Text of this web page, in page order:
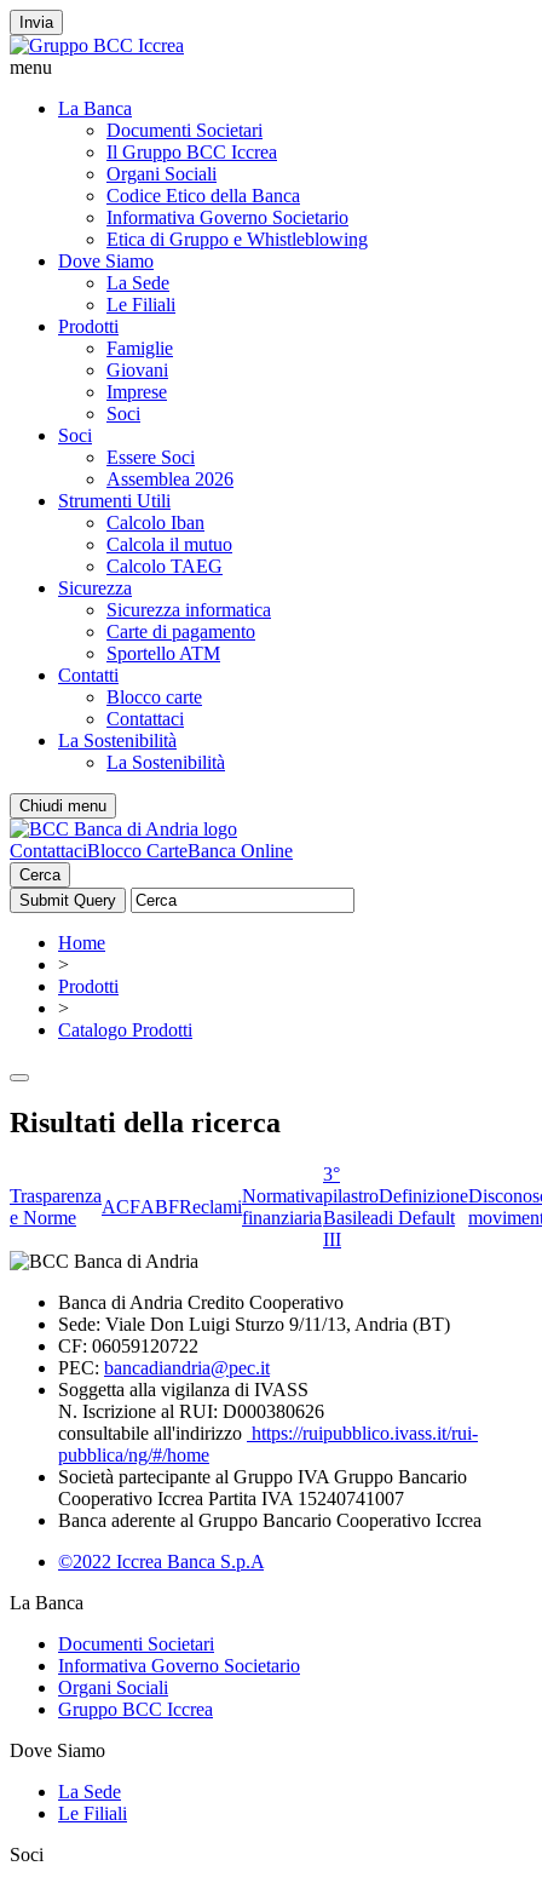
Invia
menu
La Banca
Documenti Societari
Il Gruppo BCC Iccrea
Organi Sociali
Codice Etico della Banca
Informativa Governo Societario
Etica di Gruppo e Whistleblowing
Dove Siamo
La Sede
Le Filiali
Prodotti
Famiglie
Giovani
Imprese
Soci
Soci
Essere Soci
Assemblea 2026
Strumenti Utili
Calcolo Iban
Calcola il mutuo
Calcolo TAEG
Sicurezza
Sicurezza informatica
Carte di pagamento
Sportello ATM
Contatti
Blocco carte
Contattaci
La Sostenibilità
La Sostenibilità
Chiudi menu
ContattaciBlocco CarteBanca Online
Cerca
Home
>
Prodotti
>
Catalogo Prodotti
Risultati della ricerca
Trasparenza
e Norme
ACFABFReclami
Normativa
finanziaria
3°
pilastro
Basilea
III
Definizione
di Default
Banca di Andria Credito Cooperativo
Sede: Viale Don Luigi Sturzo 9/11/13, Andria (BT)
CF: 06059120722
PEC: bancadiandria@pec.it
Soggetta alla vigilanza di IVASS
N. Iscrizione al RUI: D000380626
consultabile all'indirizzo https://ruipubblico.ivass.it/rui-
pubblica/ng/#/home
Società partecipante al Gruppo IVA Gruppo Bancario
Cooperativo Iccrea Partita IVA 15240741007
Banca aderente al Gruppo Bancario Cooperativo Iccrea
©2022 Iccrea Banca S.p.A
La Banca
Documenti Societari
Informativa Governo Societario
Organi Sociali
Gruppo BCC Iccrea
Dove Siamo
La Sede
Le Filiali
Soci